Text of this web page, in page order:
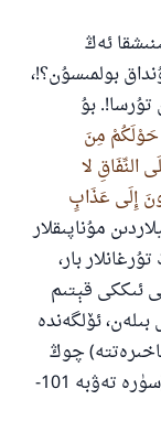
ئەڭ
بولمىسۇن؟!،
تۇرسا!. بۇ
مِنَ
النِّفَاقِ لا
إِلَى عَذَابٍ
مۇناپىقلار
بار،
ئىككى قېتىم
ئۆلگەندە
چوڭ
ئازابقا (يەنى دوزاخ ئازابىغا) قايتۇرۇلىدۇ» [سۈرە تەۋبە 101-